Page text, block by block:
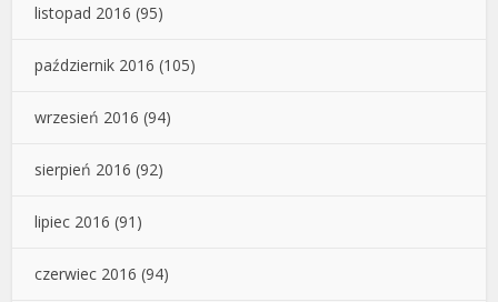
listopad 2016 (95)
październik 2016 (105)
wrzesień 2016 (94)
sierpień 2016 (92)
lipiec 2016 (91)
czerwiec 2016 (94)